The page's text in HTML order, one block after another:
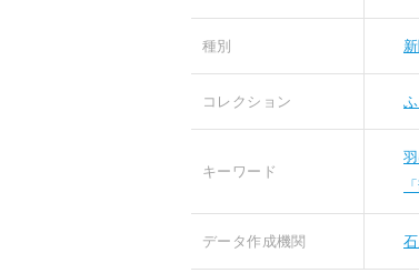
種別
コレクション
キーワード
データ作成機関